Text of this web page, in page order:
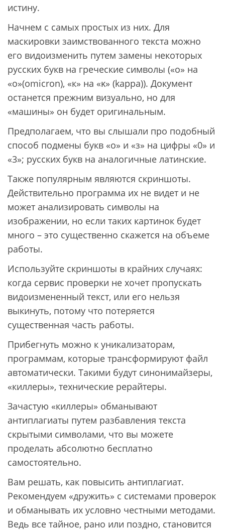
истину.
Начнем с самых простых из них. Для
маскировки заимствованного текста можно
его видоизменить путем замены некоторых
русских букв на греческие символы («о» на
«о»(omicron), «к» на «κ» (kappa)). Документ
останется прежним визуально, но для
«машины» он будет оригинальным.
Предполагаем, что вы слышали про подобный
способ подмены букв «о» и «з» на цифры «0» и
«3»; русских букв на аналогичные латинские.
Также популярным являются скриншоты.
Действительно программа их не видет и не
может анализировать символы на
изображении, но если таких картинок будет
много – это существенно скажется на объеме
работы.
Используйте скриншоты в крайних случаях:
когда сервис проверки не хочет пропускать
видоизмененный текст, или его нельзя
выкинуть, потому что потеряется
существенная часть работы.
Прибегнуть можно к уникализаторам,
программам, которые трансформируют файл
автоматически. Такими будут синонимайзеры,
«киллеры», технические рерайтеры.
Зачастую «киллеры» обманывают
антиплагиаты путем разбавления текста
скрытыми символами, что вы можете
проделать абсолютно бесплатно
самостоятельно.
Вам решать, как повысить антиплагиат.
Рекомендуем «дружить» с системами проверок
и обманывать их условно честными методами.
Ведь все тайное, рано или поздно, становится